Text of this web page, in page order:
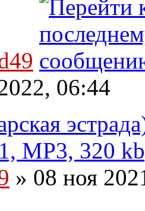
06:44
MP3, 320
» 08 ноя